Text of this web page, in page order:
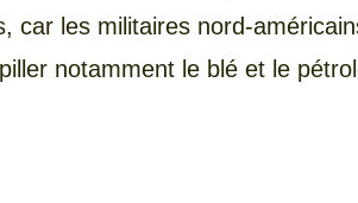
car les militaires nord-
notamment le blé et le